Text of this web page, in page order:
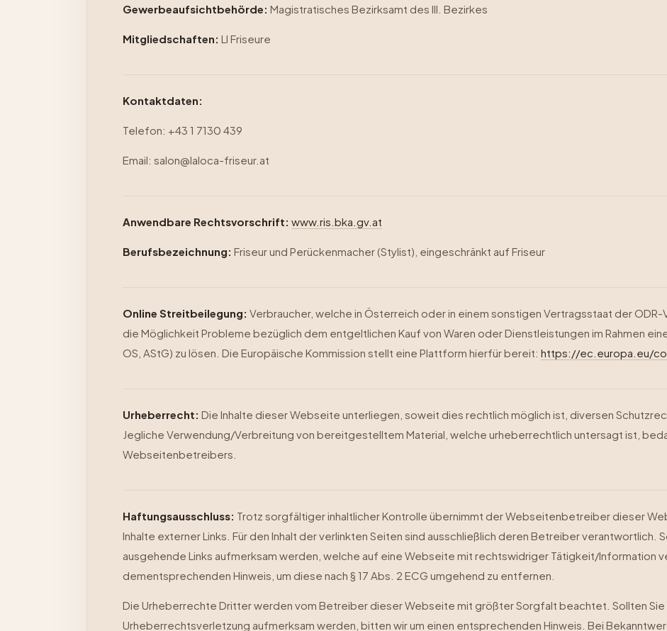
Gewerbeaufsichtbehörde: Magistratisches Bezirksamt des III. Bezirkes
Mitgliedschaften: LI Friseure
Kontaktdaten:
Telefon: +43 1 7130 439
Email: salon@laloca-friseur.at
Anwendbare Rechtsvorschrift: www.ris.bka.gv.at
Berufsbezeichnung: Friseur und Perückenmacher (Stylist), eingeschränkt auf Friseur
Online Streitbeilegung: Verbraucher, welche in Österreich oder in einem sonstigen Vertragsstaat der
die Möglichkeit Probleme bezüglich dem entgeltlichen Kauf von Waren oder Dienstleistungen im Rahmen
OS, AStG) zu lösen. Die Europäische Kommission stellt eine Plattform hierfür bereit: https://ec.europa.eu/
Urheberrecht: Die Inhalte dieser Webseite unterliegen, soweit dies rechtlich möglich ist, diversen
Jegliche Verwendung/Verbreitung von bereitgestelltem Material, welche urheberrechtlich untersagt ist,
Webseitenbetreibers.
Haftungsausschluss: Trotz sorgfältiger inhaltlicher Kontrolle übernimmt der Webseitenbetreiber dieser
Inhalte externer Links. Für den Inhalt der verlinkten Seiten sind ausschließlich deren Betreiber verantwortlich.
ausgehende Links aufmerksam werden, welche auf eine Webseite mit rechtswidriger Tätigkeit/Information
dementsprechenden Hinweis, um diese nach § 17 Abs. 2 ECG umgehend zu entfernen.
Die Urheberrechte Dritter werden vom Betreiber dieser Webseite mit größter Sorgfalt beachtet. Sollten
Urheberrechtsverletzung aufmerksam werden, bitten wir um einen entsprechenden Hinweis. Bei